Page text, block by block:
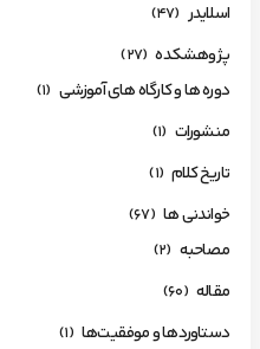
اسلایدر (47)
پژوهشکده (27)
دوره ها و کارگاه های آموزشی (1)
منشورات (1)
تاریخ کلام (1)
خواندنی ها (67)
مصاحبه (2)
مقاله (60)
دستاوردها و موفقیت‌ها (1)